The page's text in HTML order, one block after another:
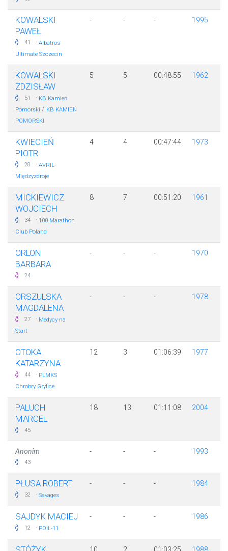
KOWALSKI
PAWEŁ
41 · Albatros
Ultimate Szczecin
- - - 1995
KOWALSKI
ZDZISŁAW
51 · KB Kamień
Pomorski / KB KAMIEŃ
POMORSKI
5 5 00:48:55 1962
KWIECIEŃ
PIOTR
28 · AVRIL-
Międzyzdroje
4 4 00:47:44 1973
MICKIEWICZ
WOJCIECH
34 · 100 Marathon
Club Poland
8 7 00:51:20 1961
ORLON
BARBARA
24
- - - 1970
ORSZULSKA
MAGDALENA
27 · Medycy na
Start
- - - 1978
OTOKA
KATARZYNA
44 · PLMKS
Chrobry Gryfice
12 3 01:06:39 1977
PALUCH
MARCEL
45
18 13 01:11:08 2004
Anonim
43
- - - 1993
PŁUSA ROBERT
32 · Savages
- - - 1984
SAJDYK MACIEJ
12 · POiŁ-11
- - - 1986